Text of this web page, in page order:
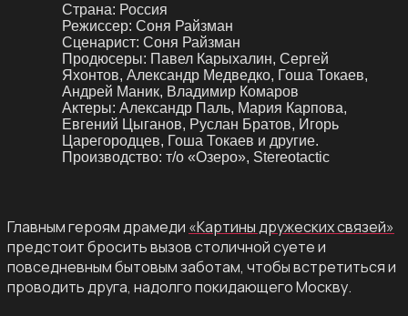
Страна: Россия
Режиссер: Соня Райзман
Сценарист: Соня Райзман
Продюсеры: Павел Карыхалин, Сергей
Яхонтов, Александр Медведко, Гоша Токаев,
Андрей Маник, Владимир Комаров
Актеры: Александр Паль, Мария Карпова,
Евгений Цыганов, Руслан Братов, Игорь
Царегородцев, Гоша Токаев и другие.
Производство: т/о «Озеро», Stereotactic
Главным героям драмеди «Картины дружеских связей»
предстоит бросить вызов столичной суете и
повседневным бытовым заботам, чтобы встретиться и
проводить друга, надолго покидающего Москву.